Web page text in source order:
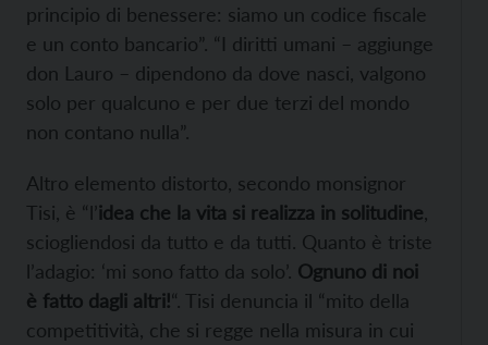
principio di benessere: siamo un codice fiscale
e un conto bancario”. “I diritti umani – aggiunge
don Lauro – dipendono da dove nasci, valgono
solo per qualcuno e per due terzi del mondo
non contano nulla”.
Altro elemento distorto, secondo monsignor
Tisi, è “l’idea che la vita si realizza in solitudine
sciogliendosi da tutto e da tutti. Quanto è triste
l’adagio: ‘mi sono fatto da solo’. Ognuno di noi
è fatto dagli altri!“. Tisi denuncia il “mito della
competitività, che si regge nella misura in cui